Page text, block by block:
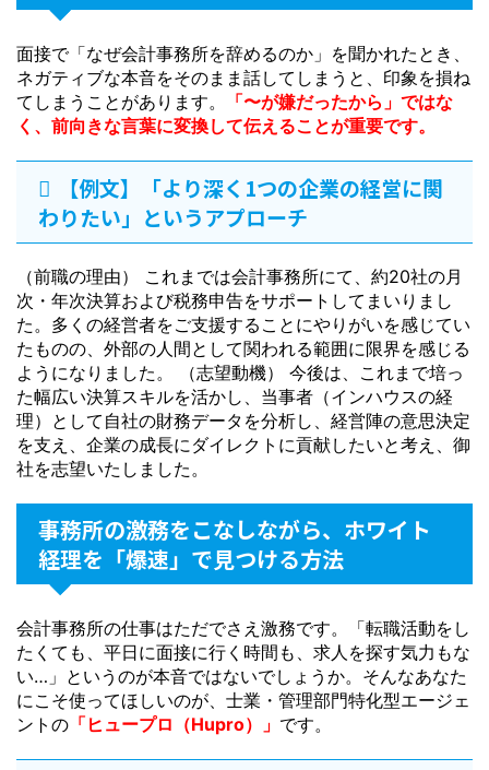
面接で「なぜ会計事務所を辞めるのか」を聞かれたとき、
ネガティブな本音をそのまま話してしまうと、印象を損ね
てしまうことがあります。
「〜が嫌だったから」ではな
く、前向きな言葉に変換して伝えることが重要です。
【例文】「より深く1つの企業の経営に関
わりたい」というアプローチ
（前職の理由） これまでは会計事務所にて、約20社の月
次・年次決算および税務申告をサポートしてまいりまし
た。多くの経営者をご支援することにやりがいを感じてい
たものの、外部の人間として関われる範囲に限界を感じる
ようになりました。 （志望動機） 今後は、これまで培っ
た幅広い決算スキルを活かし、当事者（インハウスの経
理）として自社の財務データを分析し、経営陣の意思決定
を支え、企業の成長にダイレクトに貢献したいと考え、御
社を志望いたしました。
事務所の激務をこなしながら、ホワイト
経理を「爆速」で見つける方法
会計事務所の仕事はただでさえ激務です。「転職活動をし
たくても、平日に面接に行く時間も、求人を探す気力もな
い…」というのが本音ではないでしょうか。そんなあなた
にこそ使ってほしいのが、士業・管理部門特化型エージェ
ントの 「ヒュープロ（Hupro）」 です。